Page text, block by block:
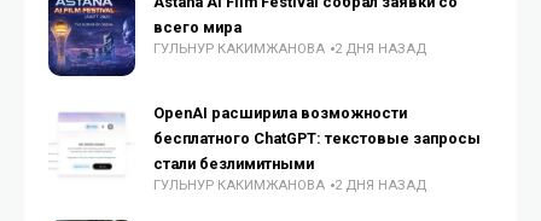
всего мира
ГУЛЬНУР КАКИМЖАНОВА 2 ДНЯ НАЗАД
OpenAI расширила возможности
бесплатного ChatGPT: текстовые запросы
стали безлимитными
ГУЛЬНУР КАКИМЖАНОВА 2 ДНЯ НАЗАД